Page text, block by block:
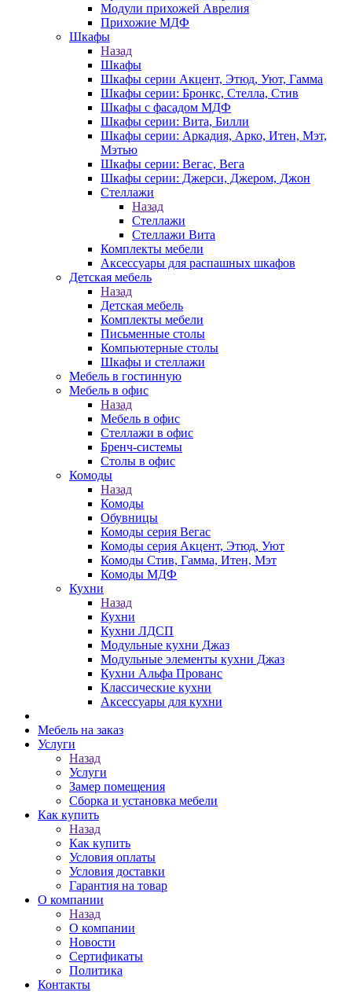
Модули прихожей Аврелия
Прихожие МДФ
Шкафы
Назад
Шкафы
Шкафы серии Акцент, Этюд, Уют, Гамма
Шкафы серии: Бронкс, Стелла, Стив
Шкафы с фасадом МДФ
Шкафы серии: Вита, Билли
Шкафы серии: Аркадия, Арко, Итен, Мэт,
Мэтью
Шкафы серии: Вегас, Вега
Шкафы серии: Джерси, Джером, Джон
Стеллажи
Назад
Стеллажи
Стеллажи Вита
Комплекты мебели
Аксессуары для распашных шкафов
Детская мебель
Назад
Детская мебель
Комплекты мебели
Письменные столы
Компьютерные столы
Шкафы и стеллажи
Мебель в гостинную
Мебель в офис
Назад
Мебель в офис
Стеллажи в офис
Бренч-системы
Столы в офис
Комоды
Назад
Комоды
Обувницы
Комоды серия Вегас
Комоды серия Акцент, Этюд, Уют
Комоды Стив, Гамма, Итен, Мэт
Комоды МДФ
Кухни
Назад
Кухни
Кухни ЛДСП
Модульные кухни Джаз
Модульные элементы кухни Джаз
Кухни Альфа Прованс
Классические кухни
Аксессуары для кухни
Мебель на заказ
Услуги
Назад
Услуги
Замер помещения
Сборка и установка мебели
Как купить
Назад
Как купить
Условия оплаты
Условия доставки
Гарантия на товар
О компании
Назад
О компании
Новости
Сертификаты
Политика
Контакты